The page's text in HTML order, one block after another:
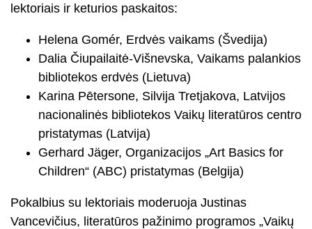
lektoriais ir keturios paskaitos:
Helena Gomér, Erdvės vaikams (Švedija)
Dalia Čiupailaitė-Višnevska, Vaikams palankios
bibliotekos erdvės (Lietuva)
Karina Pētersone, Silvija Tretjakova, Latvijos
nacionalinės bibliotekos Vaikų literatūros centro
pristatymas (Latvija)
Gerhard Jäger, Organizacijos „Art Basics for
Children“ (ABC) pristatymas (Belgija)
Pokalbius su lektoriais moderuoja Justinas
Vancevičius, literatūros pažinimo programos „Vaikų